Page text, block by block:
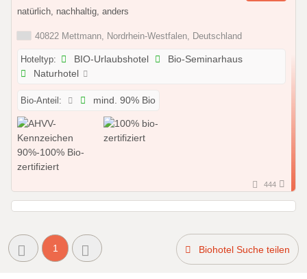
natürlich, nachhaltig, anders
40822 Mettmann, Nordrhein-Westfalen, Deutschland
Hoteltyp: BIO-Urlaubshotel
Bio-Seminarhaus
Naturhotel
Bio-Anteil: mind. 90% Bio
444
1 Biohotel Suche teilen